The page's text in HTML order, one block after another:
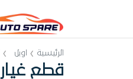
الرئيسية اوبل
قطع غيار